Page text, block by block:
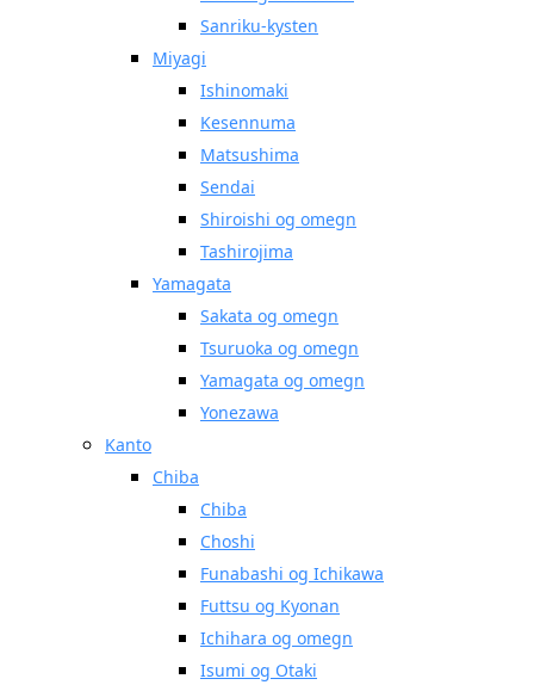
Sanriku-kysten
Miyagi
Ishinomaki
Kesennuma
Matsushima
Sendai
Shiroishi og omegn
Tashirojima
Yamagata
Sakata og omegn
Tsuruoka og omegn
Yamagata og omegn
Yonezawa
Kanto
Chiba
Chiba
Choshi
Funabashi og Ichikawa
Futtsu og Kyonan
Ichihara og omegn
Isumi og Otaki